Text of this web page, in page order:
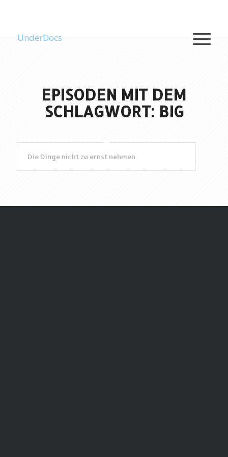
UnderDocs
EPISODEN MIT DEM
SCHLAGWORT: BIG
Die Dinge nicht zu ernst nehmen